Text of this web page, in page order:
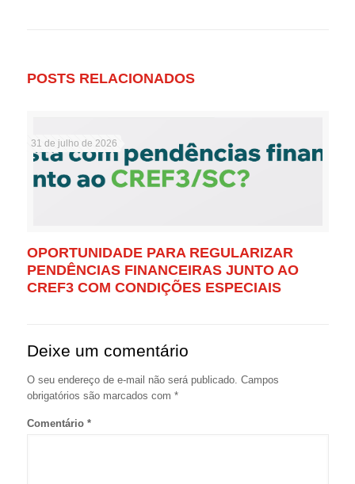
POSTS RELACIONADOS
31 de julho de 2026
OPORTUNIDADE PARA REGULARIZAR
PENDÊNCIAS FINANCEIRAS JUNTO AO
CREF3 COM CONDIÇÕES ESPECIAIS
Deixe um comentário
O seu endereço de e-mail não será publicado. Campos
obrigatórios são marcados com *
Comentário *